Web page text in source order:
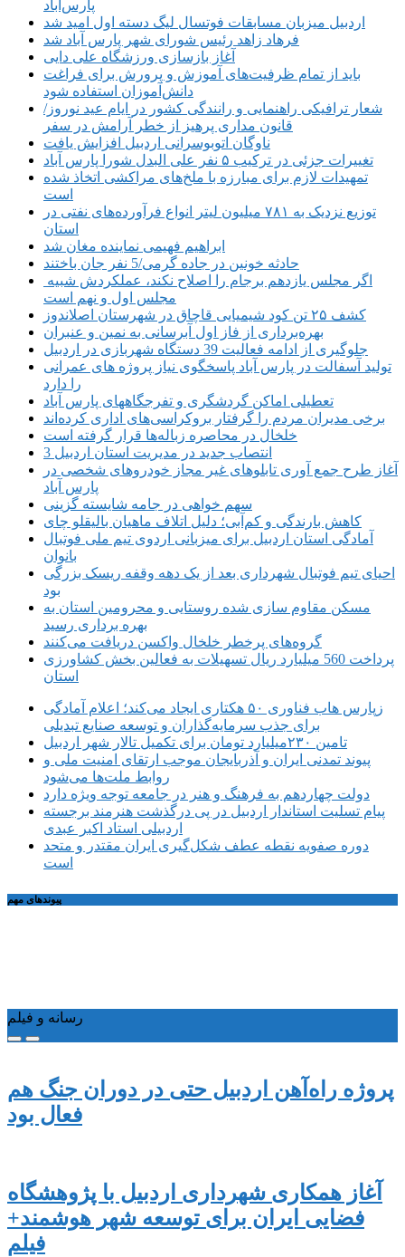
پارس‌آباد
اردبیل میزبان مسابقات فوتسال لیگ دسته اول امید شد
فرهاد زاهد رئیس شورای شهر پارس آباد شد
آغاز بازسازی ورزشگاه علی دایی
باید از تمام ظرفیت‌‌های آموزش و پرورش برای فراغت
دانش‌آموزان استفاده شود
شعار ترافیکی راهنمایی و رانندگی کشور در ایام عید نوروز/
قانون مداری پرهیز از خطر آرامش در سفر
ناوگان اتوبوسرانی اردبیل افزایش یافت
تغییرات جزئی در ترکیب ۵ نفر علی البدل شورا پارس آباد
تمهیدات لازم برای مبارزه با ملخ‌های مراکشی اتخاذ شده
است
توزیع نزدیک به ۷۸۱ میلیون لیتر انواع فرآورده‌های نفتی در
استان
ابراهیم فهیمی نماینده مغان شد
حادثه خونین در جاده گرمی/5 نفر جان باختند
مجلس اول و نهم است
کشف ۲۵ تن کود شیمیایی قاچاق در شهرستان اصلاندوز
بهره‌برداری از فاز اول آبرسانی به نمین و عنبران
جلوگیری از ادامه فعالیت 39 دستگاه شهربازی در اردبیل
تولید آسفالت در پارس آباد پاسخگوی نیاز پروژه های عمرانی
را دارد
تعطیلی اماکن گردشگری و تفرجگاههای پارس آباد
برخی مدیران مردم را گرفتار بروکراسی‌های اداری کرده‌اند
خلخال در محاصره زباله‌ها قرار گرفته است
3 انتصاب جدید در مدیریت استان اردبیل
آغاز طرح جمع آوری تابلوهای غیر مجاز خودروهای شخصی در
پارس آباد
سهم خواهی در جامه شایسته گزینی
کاهش بارندگی و کم‌‌آبی؛ دلیل اتلاف ماهیان بالیقلو چای
آمادگی استان اردبیل برای میزبانی اردوی تیم ملی فوتبال
بانوان
احیای تیم فوتبال شهرداری‌ بعد از یک دهه وقفه ریسک بزرگی
بود
مسکن مقاوم سازی شده روستایی و محرومین استان به
بهره برداری رسید
گروه‌های پرخطر خلخال واکسن دریافت می‌کنند
پرداخت 560 میلیارد ریال تسهیلات به فعالین بخش کشاورزی
استان
زپارس هاب فناوری ۵۰ هکتاری ایجاد می‌کند؛ اعلام آمادگی
برای جذب سرمایه‌گذاران و توسعه صنایع تبدیلی
تامین ۲۳۰میلیارد تومان برای تکمیل تالار شهر اردبیل
پیوند تمدنی ایران و آذربایجان موجب ارتقای امنیت ملی و
روابط ملت‌ها می‌شود
دولت چهاردهم به فرهنگ و هنر در جامعه توجه ویژه دارد
پیام تسلیت استاندار اردبیل در پی درگذشت هنرمند برجسته
اردبیلی استاد اکبر عبدی
دوره صفویه نقطه عطف شکل‌گیری ایران مقتدر و متحد
است
پیوندهای مهم
رسانه و فیلم
پروژه راه‌آهن اردبیل حتی در دوران جنگ هم
فعال بود
آغاز همکاری شهرداری اردبیل با پژوهشگاه
فضایی ایران برای توسعه شهر هوشمند+
فیلم